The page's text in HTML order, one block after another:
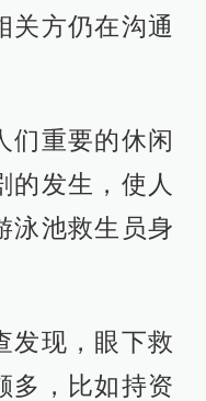
关方仍在沟通
们重要的休闲
的发生，使人
泳池救生员身
发现，眼下救
多，比如持资